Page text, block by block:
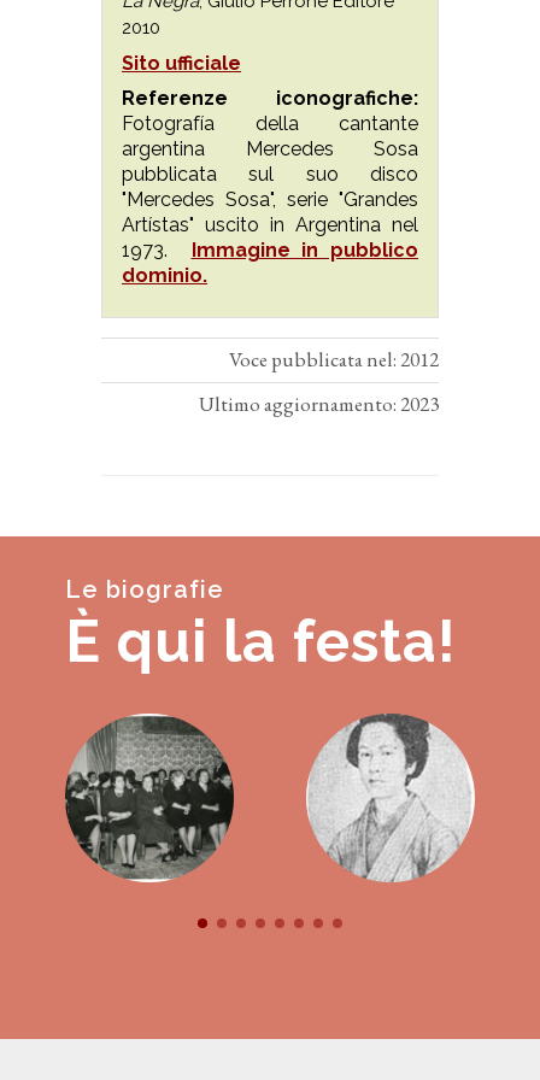
2010
Sito ufficiale
Referenze iconografiche:
Fotografía della cantante
argentina Mercedes Sosa
pubblicata sul suo disco
"Mercedes Sosa", serie "Grandes
Artístas" uscito in Argentina nel
1973.
Immagine in pubblico
dominio.
Voce pubblicata nel: 2012
Ultimo aggiornamento: 2023
Le biografie
È qui la festa!